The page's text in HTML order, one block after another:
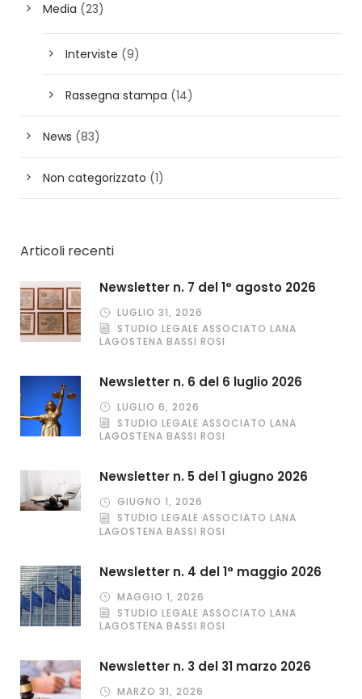
Media (23)
Interviste (9)
Rassegna stampa (14)
News (83)
Non categorizzato (1)
Articoli recenti
Newsletter n. 7 del 1° agosto 2026
LUGLIO 31, 2026
STUDIO LEGALE ASSOCIATO LANA
LAGOSTENA BASSI ROSI
Newsletter n. 6 del 6 luglio 2026
LUGLIO 6, 2026
STUDIO LEGALE ASSOCIATO LANA
LAGOSTENA BASSI ROSI
Newsletter n. 5 del 1 giugno 2026
GIUGNO 1, 2026
STUDIO LEGALE ASSOCIATO LANA
LAGOSTENA BASSI ROSI
Newsletter n. 4 del 1° maggio 2026
MAGGIO 1, 2026
STUDIO LEGALE ASSOCIATO LANA
LAGOSTENA BASSI ROSI
Newsletter n. 3 del 31 marzo 2026
MARZO 31, 2026